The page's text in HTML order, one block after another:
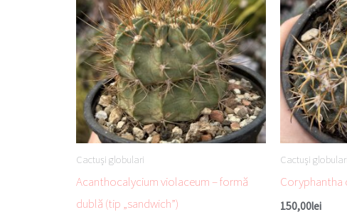
Cactuși globulari
Acanthocalycium violaceum – formă
dublă (tip „sandwich”)
Cactuși globulari
Coryphantha
150,00lei